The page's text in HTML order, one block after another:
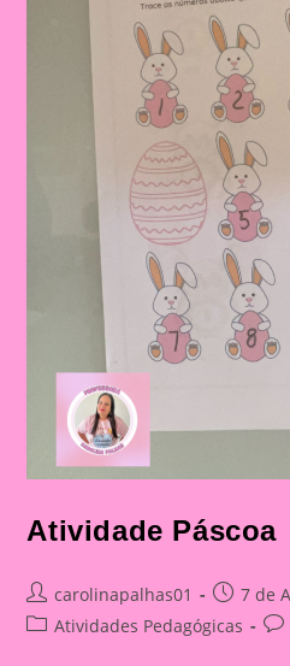
Atividade Páscoa
Post
author:
carolinapalhas01
Post7 de
PostAtividades Pedagógicas